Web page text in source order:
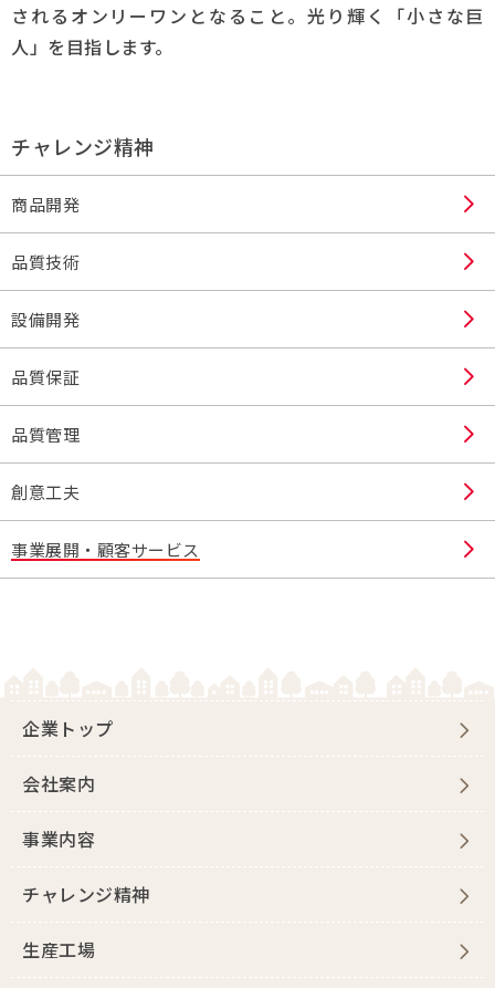
されるオンリーワンとなること。光り輝く「小さな巨
人」を目指します。
チャレンジ精神
商品開発
品質技術
設備開発
品質保証
品質管理
創意工夫
事業展開・顧客サービス
企業トップ
会社案内
事業内容
チャレンジ精神
生産工場